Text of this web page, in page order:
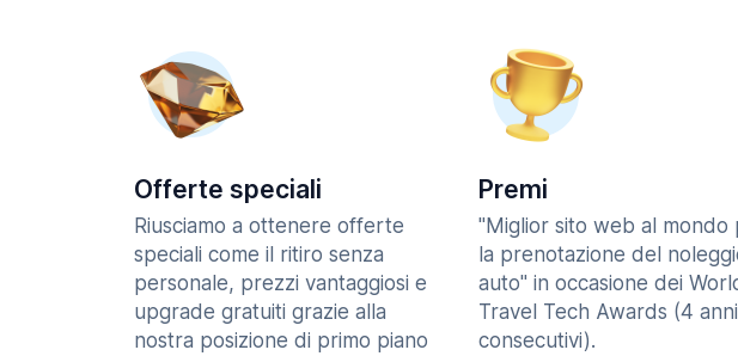
Offerte speciali
Riusciamo a ottenere offerte
speciali come il ritiro senza
personale, prezzi vantaggiosi e
upgrade gratuiti grazie alla
nostra posizione di primo piano
Premi
"Miglior sito web al mondo
la prenotazione del
auto" in occasione dei
Travel Tech Awards (4 anni
consecutivi).